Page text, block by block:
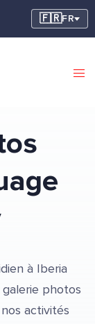
🇫🇷FR
à Iberia
photos
activités